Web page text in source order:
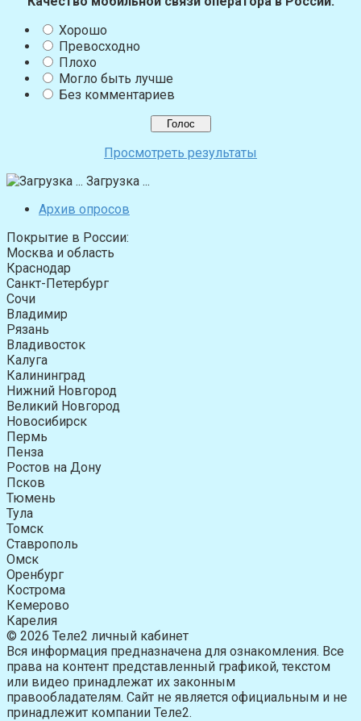
Хорошо
Превосходно
Плохо
Могло быть лучше
Без комментариев
Просмотреть результаты
Загрузка ...
Архив опросов
Покрытие в России:
Москва и область
Краснодар
Санкт-Петербург
Сочи
Владимир
Рязань
Владивосток
Калуга
Калининград
Нижний Новгород
Великий Новгород
Новосибирск
Пермь
Пенза
Ростов на Дону
Псков
Тюмень
Тула
Томск
Ставрополь
Омск
Оренбург
Кострома
Кемерово
Карелия
© 2026 Теле2 личный кабинет
Вся информация предназначена для ознакомления. Все
права на контент представленный графикой, текстом
или видео принадлежат их законным
правообладателям. Сайт не является официальным и не
принадлежит компании Теле2.